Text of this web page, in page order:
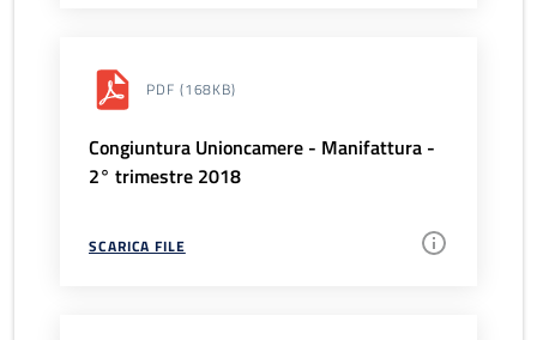
PDF (168KB)
Congiuntura Unioncamere - Manifattura -
2° trimestre 2018
SCARICA FILE